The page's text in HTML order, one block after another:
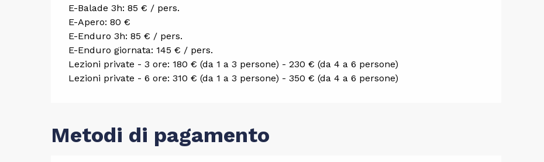
E-Balade 3h: 85 € / pers.
E-Apero: 80 €
E-Enduro 3h: 85 € / pers.
E-Enduro giornata: 145 € / pers.
Lezioni private - 3 ore: 180 € (da 1 a 3 persone) - 230 € (da 4 a 6 persone)
Lezioni private - 6 ore: 310 € (da 1 a 3 persone) - 350 € (da 4 a 6 persone)
Metodi di pagamento